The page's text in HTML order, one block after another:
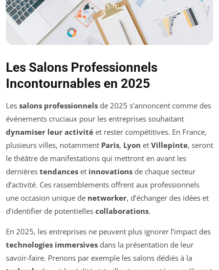
Les Salons Professionnels
Incontournables en 2025
Les salons professionnels de 2025 s’annoncent comme des
événements cruciaux pour les entreprises souhaitant
dynamiser leur activité et rester compétitives. En France,
plusieurs villes, notamment Paris, Lyon et Villepinte, seront
le théâtre de manifestations qui mettront en avant les
dernières tendances et innovations de chaque secteur
d’activité. Ces rassemblements offrent aux professionnels
une occasion unique de networker, d’échanger des idées et
d’identifier de potentielles collaborations.
En 2025, les entreprises ne peuvent plus ignorer l’impact des
technologies immersives dans la présentation de leur
savoir-faire. Prenons par exemple les salons dédiés à la